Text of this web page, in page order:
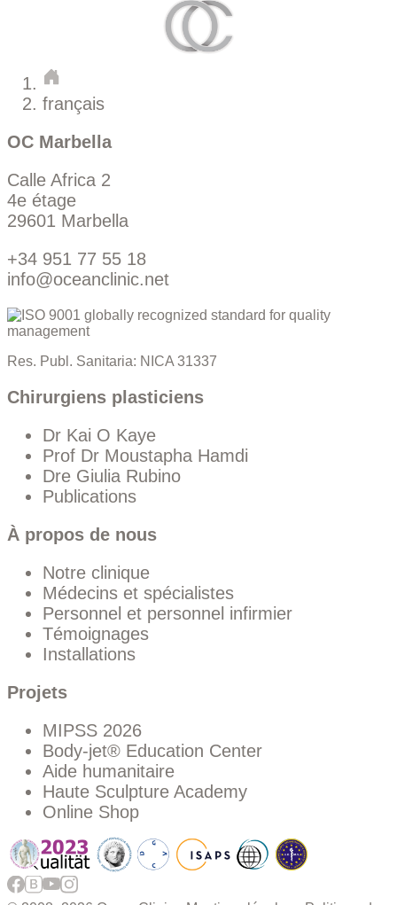
français
OC Marbella
Calle Africa 2
4e étage
29601 Marbella
+34 951 77 55 18
info@oceanclinic.net
Res. Publ. Sanitaria: NICA 31337
Chirurgiens plasticiens
Dr Kai O Kaye
Prof Dr Moustapha Hamdi
Dre Giulia Rubino
Publications
À propos de nous
Notre clinique
Médecins et spécialistes
Personnel et personnel infirmier
Témoignages
Installations
Projets
MIPSS 2026
Body-jet® Education Center
Aide humanitaire
Haute Sculpture Academy
Online Shop